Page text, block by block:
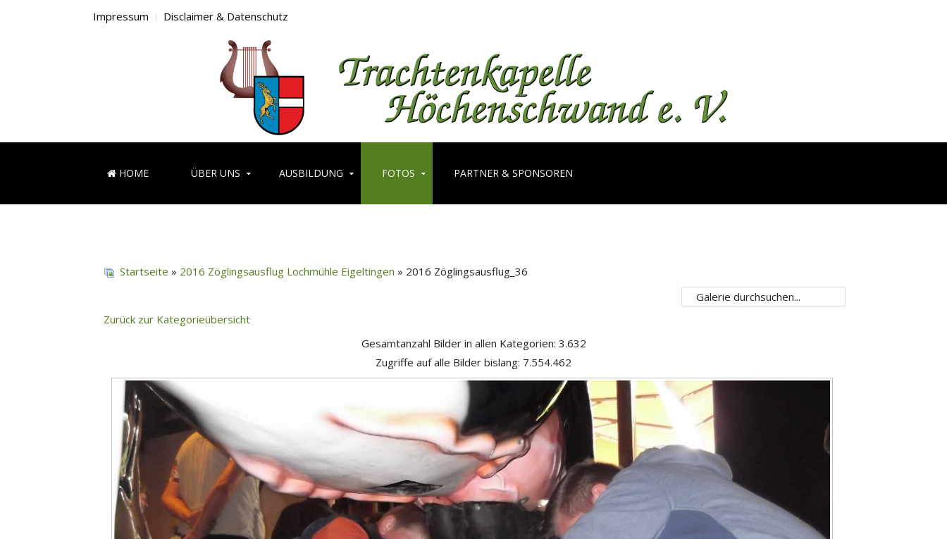
Impressum Disclaimer & Datenschutz
HOME ÜBER UNS AUSBILDUNG FOTOS PARTNER & SPONSOREN
Startseite » 2016 Zöglingsausflug Lochmühle Eigeltingen » 2016 Zöglingsausflug_36
Zurück zur Kategorieübersicht
Gesamtanzahl Bilder in allen Kategorien: 3.632
Zugriffe auf alle Bilder bislang: 7.554.462